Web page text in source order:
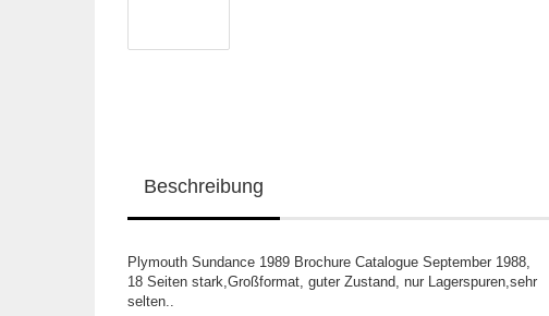
Beschreibung
Plymouth Sundance 1989 Brochure Catalogue September 1988,
18 Seiten stark,Großformat, guter Zustand, nur Lagerspuren,sehr
selten..